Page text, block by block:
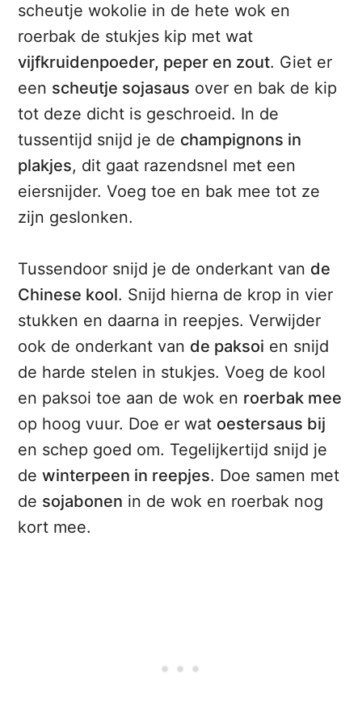
scheutje wokolie in de hete wok en
roerbak de stukjes kip met wat
vijfkruidenpoeder, peper en zout. Giet er
een scheutje sojasaus over en bak de kip
tot deze dicht is geschroeid. In de
tussentijd snijd je de champignons in
plakjes, dit gaat razendsnel met een
eiersnijder. Voeg toe en bak mee tot ze
zijn geslonken.
Tussendoor snijd je de onderkant van de
Chinese kool. Snijd hierna de krop in vier
stukken en daarna in reepjes. Verwijder
ook de onderkant van de paksoi en snijd
de harde stelen in stukjes. Voeg de kool
en paksoi toe aan de wok en roerbak mee
op hoog vuur. Doe er wat oestersaus bij
en schep goed om. Tegelijkertijd snijd je
dewinterpeen in reepjes. Doe samen met
de sojabonen in de wok en roerbak nog
kort mee.